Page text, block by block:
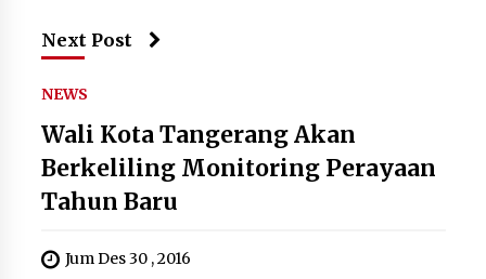
Pendapatan Ditarget Rp2,03 Triliun
5 Agustus 2026
Dorong Reintegrasi Sosial
Next Post
NEWS
Wali Kota Tangerang Akan
Berkeliling Monitoring Perayaan
Tahun Baru
Jum Des 30 , 2016